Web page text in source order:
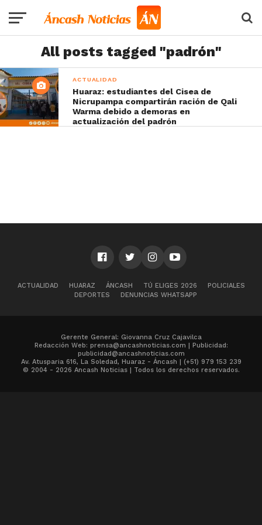
All posts tagged "padrón"
ACTUALIDAD
Huaraz: estudiantes del Cisea de
Nicrupampa compartirán ración de Qali
Warma debido a demoras en
actualización del padrón
ACTUALIDAD HUARAZ ÁNCASH TÚ ELIGES 2026
POLICIALES
DEPORTES
DENUNCIAS WHATSAPP
Gerente General: Giovanna Cruz Cajavilca
Redacción Web: prensa@ancashnoticias.com | Publicidad:
publicidad@ancashnoticias.com
Av. Atusparia 616, La Soledad, Huaraz - Áncash | (+51) 979 153 239
© 2004 - 2026 Ancash Noticias | Todos los derechos reservados.